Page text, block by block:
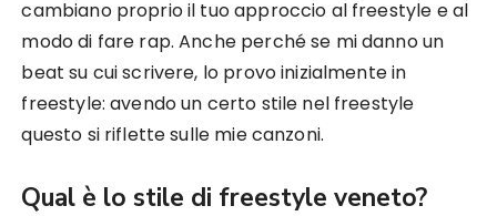
cambiano proprio il tuo approccio al freestyle e al
modo di fare rap. Anche perché se mi danno un
beat su cui scrivere, lo provo inizialmente in
freestyle: avendo un certo stile nel freestyle
questo si riflette sulle mie canzoni.
Qual è lo stile di freestyle veneto?